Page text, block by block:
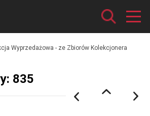
Wyprzedażowa - ze Zbiorów Kolekcjonera
835